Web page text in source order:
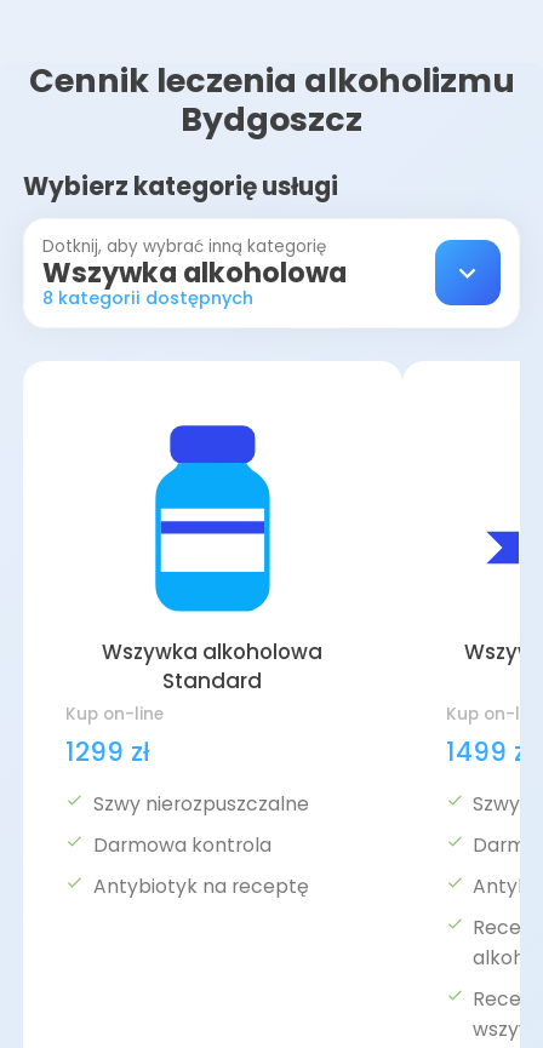
Cennik leczenia alkoholizmu
Bydgoszcz
Wybierz kategorię usługi
Dotknij, aby wybrać inną kategorię
Wszywka alkoholowa
8 kategorii dostępnych
Wszywka alkoholowa
Standard
Kup on-line
1299 zł
Szwy nierozpuszczalne
Darmowa kontrola
Antybiotyk na receptę
Kup on-
1499 zł
Szwy